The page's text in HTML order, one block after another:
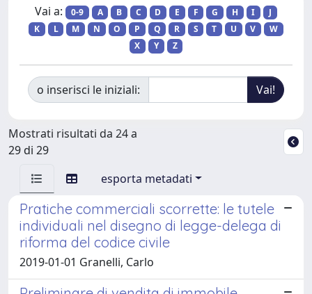
Vai a: 0-9 A B C D E F G H I
J
K
L M N O P Q R S T U V
W
X
Y Z
o inserisci le iniziali:
Mostrati risultati da 24 a
29 di 29
esporta metadati
Pratiche commerciali scorrette: le tutele
individuali nel disegno di legge-delega di
riforma del codice civile
2019-01-01 Granelli, Carlo